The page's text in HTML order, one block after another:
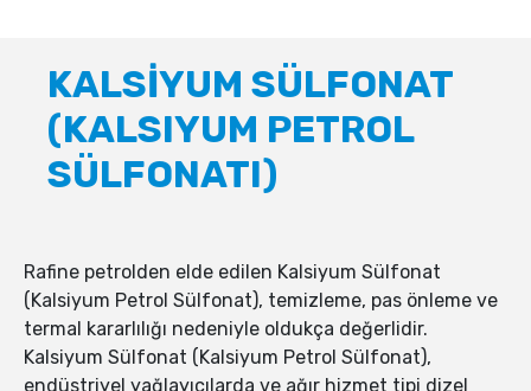
KALSİYUM SÜLFONAT
(KALSIYUM PETROL
SÜLFONATI)
Rafine petrolden elde edilen Kalsiyum Sülfonat
(Kalsiyum Petrol Sülfonat), temizleme, pas önleme ve
termal kararlılığı nedeniyle oldukça değerlidir.
Kalsiyum Sülfonat (Kalsiyum Petrol Sülfonat),
endüstriyel yağlayıcılarda ve ağır hizmet tipi dizel